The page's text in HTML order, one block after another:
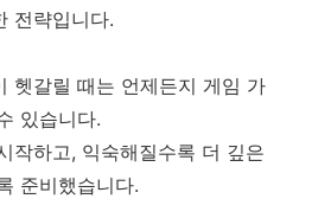
전략입니다.
헷갈릴 때는 언제든지 게임 가
있습니다.
작하고, 익숙해질수록 더 깊은
준비했습니다.